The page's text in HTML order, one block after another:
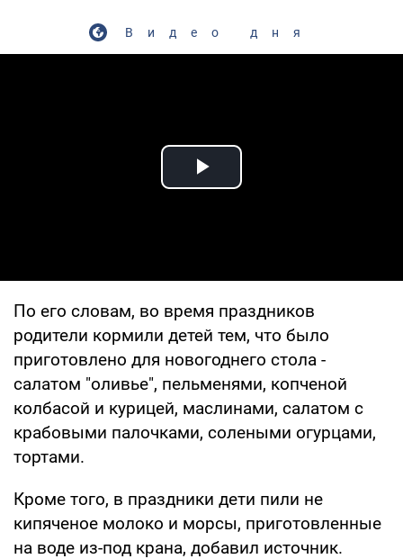
Видео дня
Play Video
По его словам, во время праздников
родители кормили детей тем, что было
приготовлено для новогоднего стола -
салатом "оливье", пельменями, копченой
колбасой и курицей, маслинами, салатом с
крабовыми палочками, солеными огурцами,
тортами.
Кроме того, в праздники дети пили не
кипяченое молоко и морсы, приготовленные
на воде из-под крана, добавил источник.